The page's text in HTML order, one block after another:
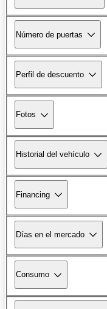
Número de puertas
Perfil de descuento
Fotos
Historial del vehículo
Financing
Días en el mercado
Consumo